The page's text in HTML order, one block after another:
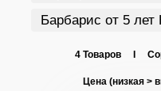
Барбарис от 5 лет
4 Товаров I